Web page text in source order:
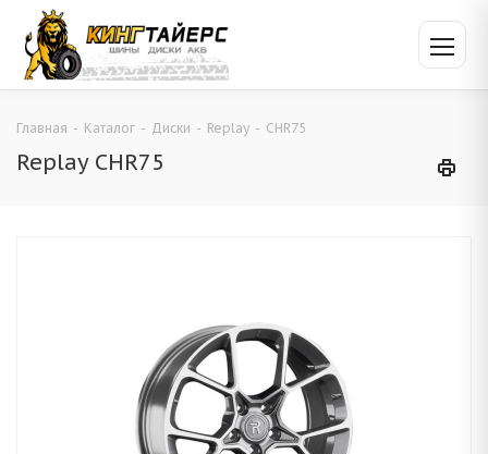
Главная - Каталог - Диски - Replay - CHR75
Replay CHR75